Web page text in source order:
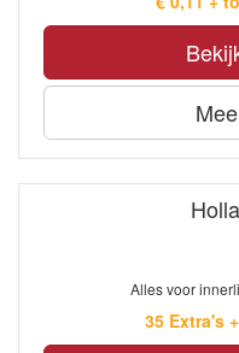
Alles voor
35 Extra's